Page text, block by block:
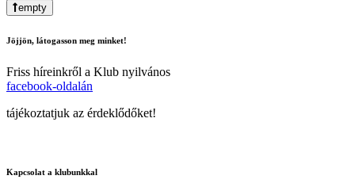
empty
Jöjjön, látogasson meg minket!
Friss híreinkről a Klub nyilvános
facebook-oldalán
tájékoztatjuk az érdeklődőket!
Kapcsolat a klubunkkal